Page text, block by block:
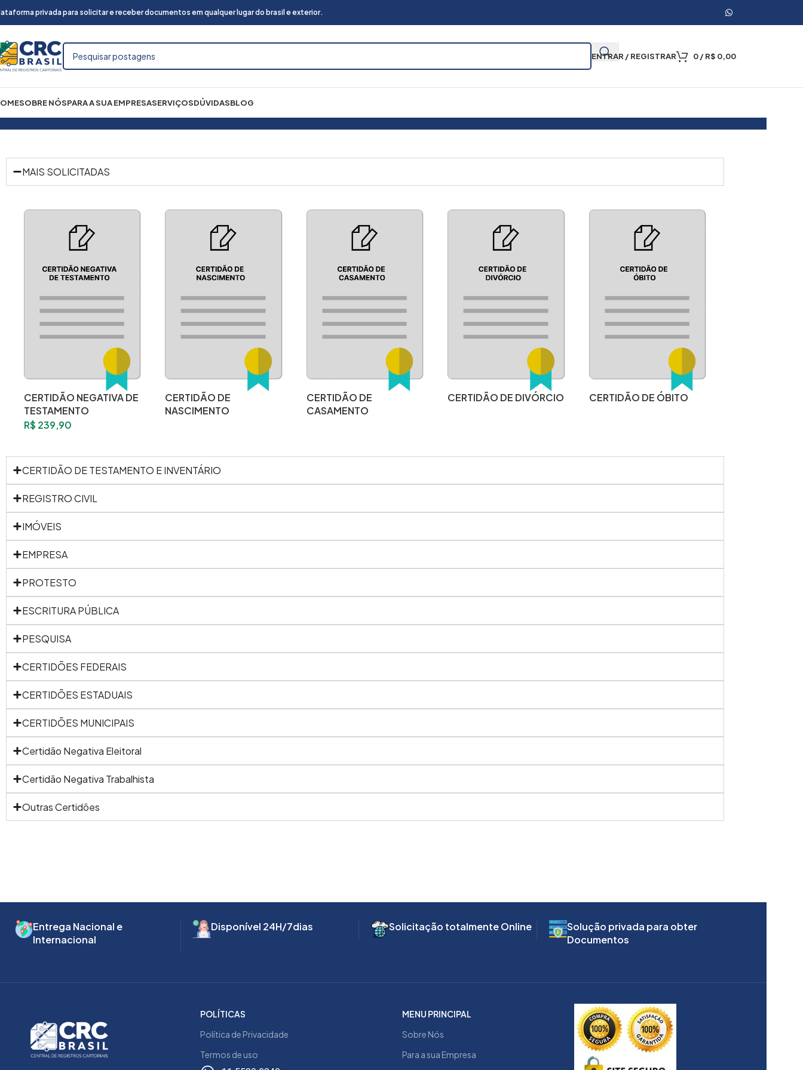
privada para solicitar e receber documentos em qualquer lugar do brasil e exterior.
ENTRAR / REGISTRAR 0/R$ 0,00
SOBRE NÓSPARA A SUA EMPRESASERVIÇOSDÚVIDASBLOG
Civil Certidão Urgente Certidão de Imóveis Entrega no Brasil e Exterior
MAIS SOLICITADAS
CERTIDÃO NEGATIVA DE
TESTAMENTO
R$ 239,90
CERTIDÃO DE
NASCIMENTO
CERTIDÃO DE
CASAMENTO
CERTIDÃO DE DIVÓRCIO CERTIDÃO DE ÓBITO
CERTIDÃO DE TESTAMENTO E INVENTÁRIO
REGISTRO CIVIL
IMÓVEIS
EMPRESA
PROTESTO
ESCRITURA PÚBLICA
PESQUISA
CERTIDÕES FEDERAIS
CERTIDÕES ESTADUAIS
CERTIDÕES MUNICIPAIS
Certidão Negativa Eleitoral
Certidão Negativa Trabalhista
Outras Certidões
Entrega Nacional e
Internacional
Disponível 24H/7dias Solicitação totalmente Online
Solução privada para obter
Documentos
POLÍTICAS
Política de Privacidade
Termos de uso
MENU PRINCIPAL
Sobre Nós
Para a sua Empresa